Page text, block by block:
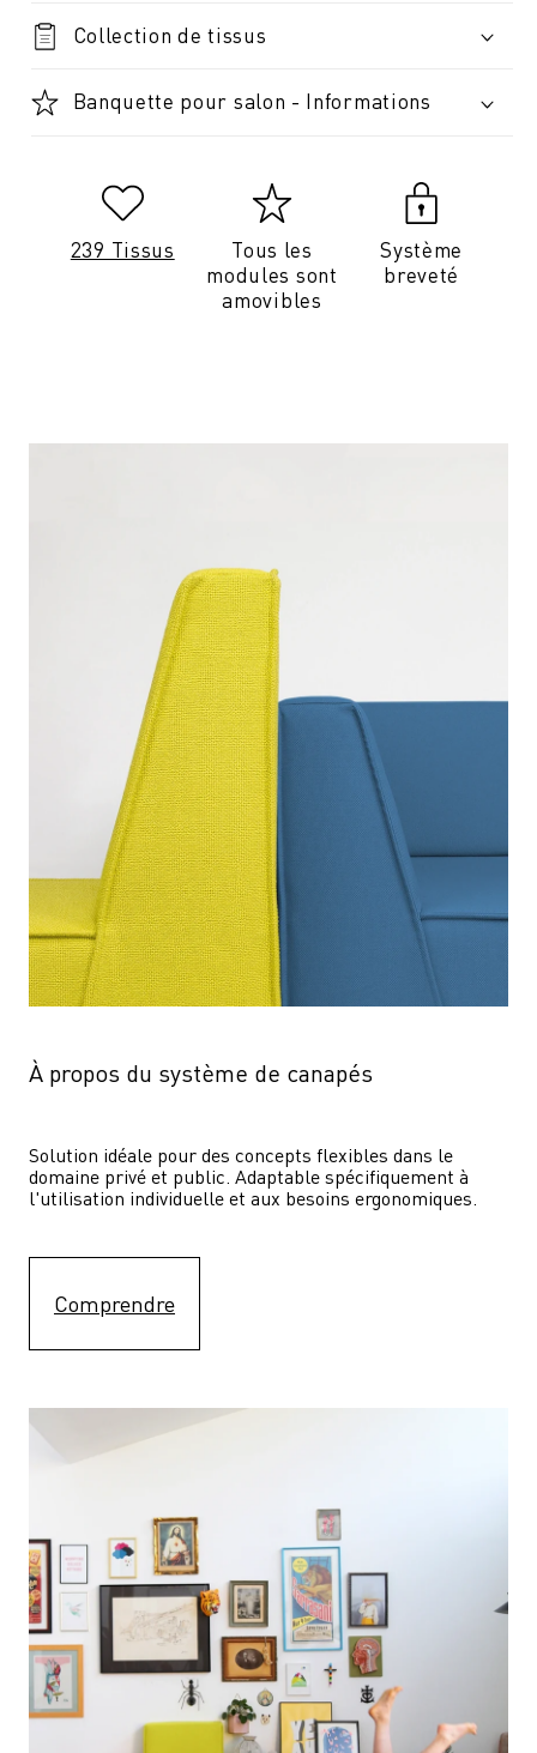
Collection de tissus
Banquette pour salon - Informations
239 Tissus
Tous les
modules sont
amovibles
Système
breveté
À propos du système de canapés
Solution idéale pour des concepts flexibles dans le
domaine privé et public. Adaptable spécifiquement à
l'utilisation individuelle et aux besoins ergonomiques.
Comprendre